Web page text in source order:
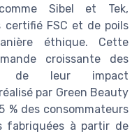
Sibel et Tek,
FSC et de poils
éthique. Cette
croissante des
de leur impact
par Green Beauty
% des consommateurs
fabriquées à partir de